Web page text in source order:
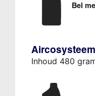
Bel
Aircosysteem
Inhoud 480